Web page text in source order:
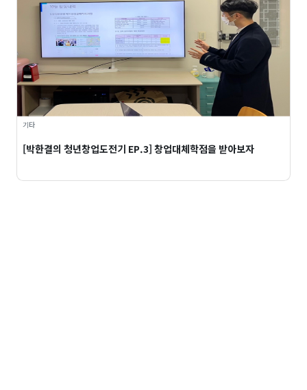
기타
[박한결의 청년창업도전기 EP.3] 창업대체학점을 받아보자